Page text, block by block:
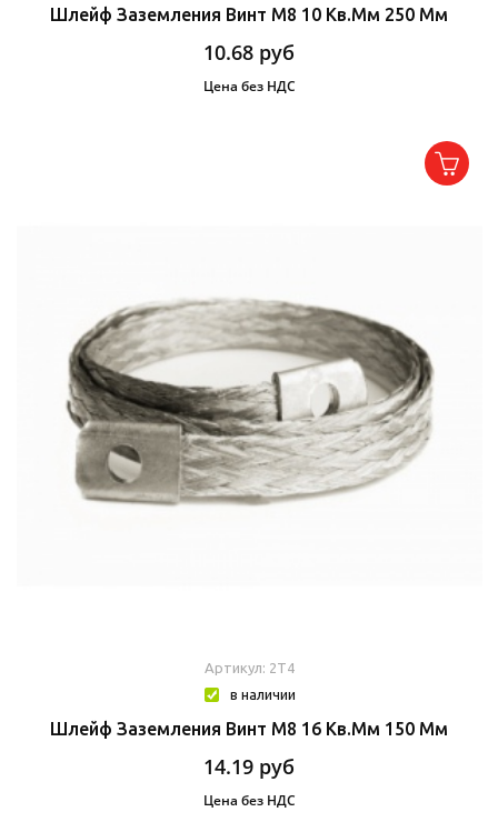
Шлейф Заземления Винт М8 10 Кв.мм 250 Мм
10.68 руб
Цена без НДС
Артикул: 2T4
в наличии
Шлейф Заземления Винт М8 16 Кв.мм 150 Мм
14.19 руб
Цена без НДС